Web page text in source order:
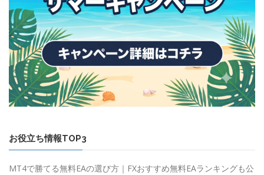
お役立ち情報TOP3
MT4で勝てる無料EAの選び方｜FXおすすめ無料EAランキングも公